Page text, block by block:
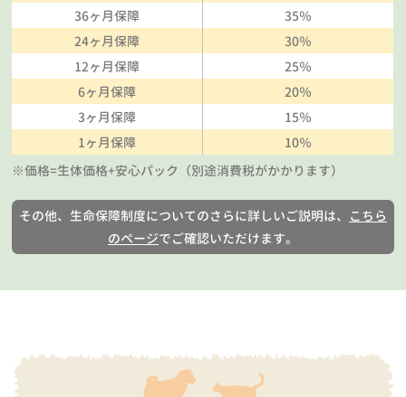
36ヶ月保障
35％
24ヶ月保障
30％
12ヶ月保障
25％
6ヶ月保障
20％
3ヶ月保障
15％
1ヶ月保障
10％
※価格=生体価格+安心パック（別途消費税がかかります）
その他、生命保障制度についてのさらに詳しいご説明は、 こちら
のページでご確認いただけます。